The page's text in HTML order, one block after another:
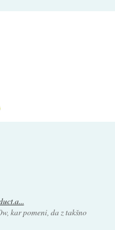
kar pomeni, da z takšno